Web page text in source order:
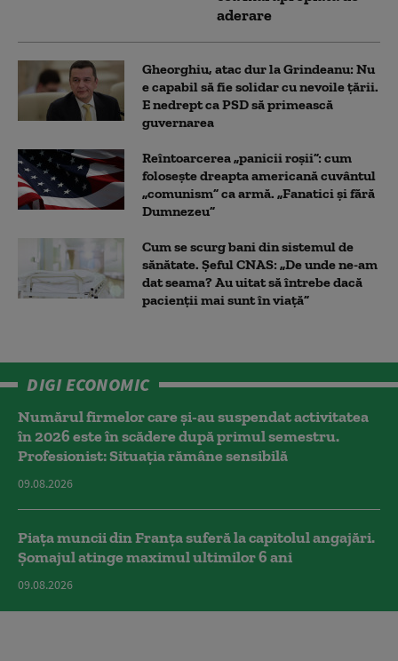
aderare
Gheorghiu, atac dur la Grindeanu: Nu
e capabil să fie solidar cu nevoile țării.
E nedrept ca PSD să primească
guvernarea
Reîntoarcerea „panicii roșii”: cum
folosește dreapta americană cuvântul
„comunism” ca armă. „Fanatici și fără
Dumnezeu”
Cum se scurg bani din sistemul de
sănătate. Șeful CNAS: „De unde ne-am
dat seama? Au uitat să întrebe dacă
pacienții mai sunt în viață”
DIGI ECONOMIC
Numărul firmelor care și-au suspendat activitatea
în 2026 este în scădere după primul semestru.
Profesionist: Situația rămâne sensibilă
09.08.2026
Piața muncii din Franța suferă la capitolul angajări.
Șomajul atinge maximul ultimilor 6 ani
09.08.2026